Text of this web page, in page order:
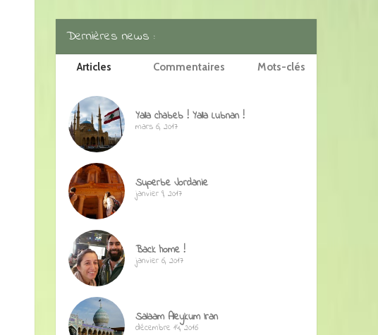
Dernières news :
Articles Commentaires Mots-clés
Yalla chabeb ! Yalla Lubnan !
mars 6, 2017
Superbe Jordanie
janvier 9, 2017
Back home !
janvier 6, 2017
Salaam Aleykum Iran
décembre 14, 2016